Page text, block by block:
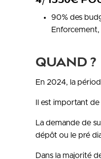
90% des
QUAND ?
En 2024, la
Il est important
La demande de
dépôt ou le pré
Dans la majorité